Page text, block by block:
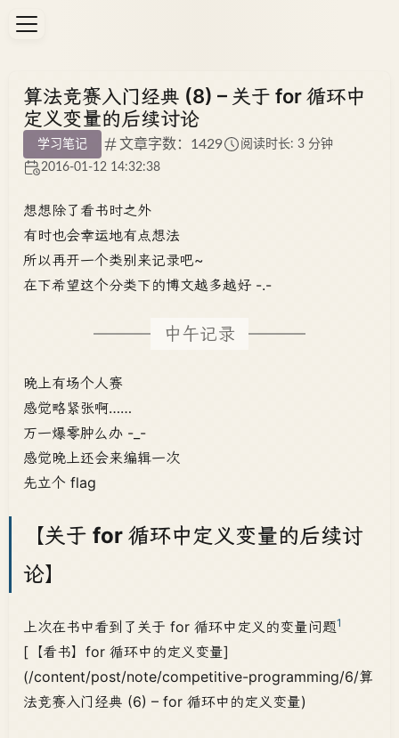
算法竞赛入门经典 (8) – 关于 for 循环中
定义变量的后续讨论
学习笔记 文章字数：1429
阅读时长: 3 分钟
2016-01-12 14:32:38
想想除了看书时之外
有时也会幸运地有点想法
所以再开一个类别来记录吧~
在下希望这个分类下的博文越多越好 -.-
中午记录
晚上有场个人赛
感觉略紧张啊……
万一爆零肿么办 -_-
感觉晚上还会来编辑一次
先立个 flag
【关于 for 循环中定义变量的后续讨
论】
上次在书中看到了关于 for 循环中定义的变量问题1
[【看书】for 循环中的定义变量]
(/content/post/note/competitive-programming/6/算
法竞赛入门经典 (6) – for 循环中的定义变量)